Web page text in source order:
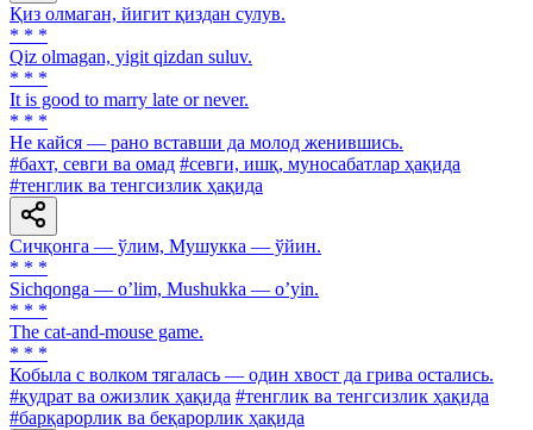
Қиз олмаган, йигит қиздан сулув.
* * *
Qiz olmagan, yigit qizdan suluv.
* * *
It is good to marry late or never.
* * *
He кайся — рано вставши да молод женившись.
#бахт, севги ва омад #севги, ишқ, муносабатлар ҳақида
#тенглик ва тенгсизлик ҳақида
Сичқонга — ўлим, Мушукка — ўйин.
* * *
Sichqonga — oʼlim, Mushukka — oʼyin.
* * *
The cat-and-mouse game.
* * *
Кобыла с волком тягалась — один хвост да грива остались.
#қудрат ва ожизлик ҳақида #тенглик ва тенгсизлик ҳақида
#барқарорлик ва беқарорлик ҳақида